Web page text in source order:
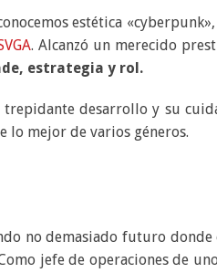
estética «cyberpunk»,
. Alcanzó un merecido
estrategia y rol.
trepidante desarrollo y su
lo mejor de varios géneros.
no demasiado futuro
jefe de operaciones de